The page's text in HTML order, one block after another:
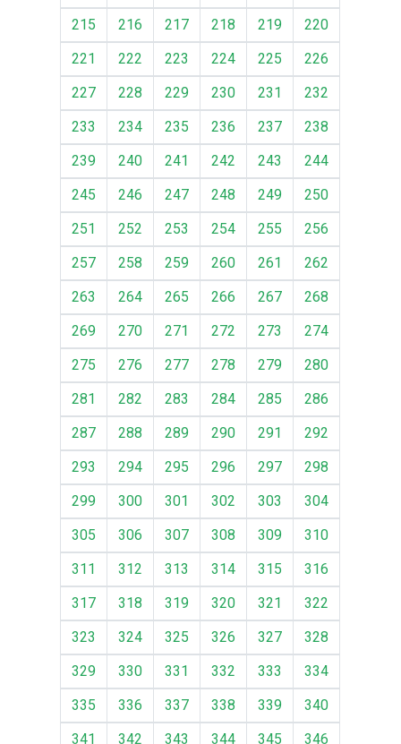
215
216 217 218 219
220
221
222 223 224 225
226
227
228 229 230 231
232
233
234 235 236 237
238
239
240 241 242 243
244
245
246 247 248 249
250
251
252 253 254 255
256
257
258 259 260 261
262
263
264 265 266 267
268
269
270 271 272 273
274
275
276 277 278 279
280
281
282 283 284 285
286
287
288 289 290 291
292
293
294 295 296 297
298
299
300 301 302 303
304
305
306 307 308 309
310
311
312 313 314 315
316
317
318 319 320 321
322
323
324 325 326 327
328
329
330 331 332 333
334
335
336 337 338 339
340
341
342 343 344 345
346